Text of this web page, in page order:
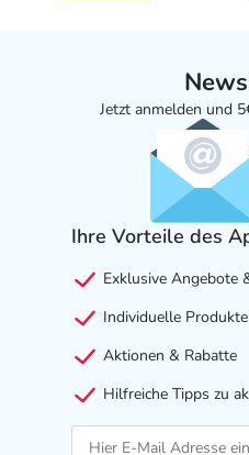
Jetzt anmelden und
Ihre Vorteile des
Exklusive Angebote
Individuelle
Aktionen & Rabatte
Hilfreiche Tipps zu